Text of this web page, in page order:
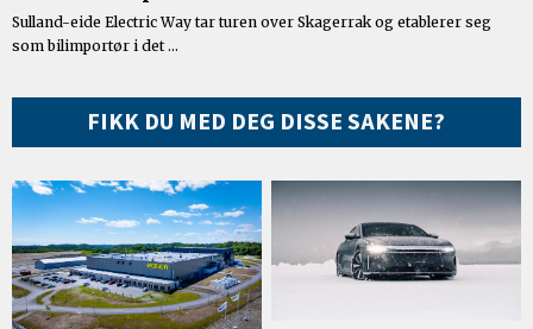
FIKK DU MED DEG DISSE SAKENE?